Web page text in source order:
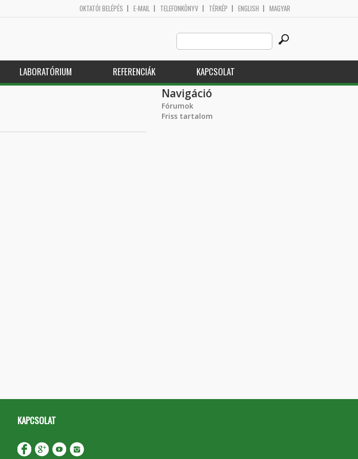
OKTATÓI BELÉPÉS E-MAIL TELEFONKÖNYV TÉRKÉP ENGLISH MAGYAR
Search
this
site
LABORATÓRIUM REFERENCIÁK KAPCSOLAT
Navigáció
Fórumok
Friss tartalom
KAPCSOLAT